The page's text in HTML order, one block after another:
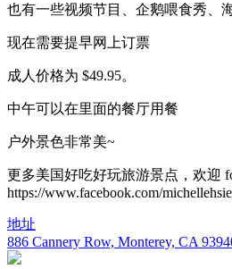
也有一些视频节目、企鹅喂食秀、
现在需要提早网上订票
成人价格为 $49.95。
中午可以在里面的餐厅用餐
户外景色非常美~
更多美国好吃好玩旅游景点，欢迎
https://www.facebook.com/
地址
886 Cannery Row, Monterey, CA